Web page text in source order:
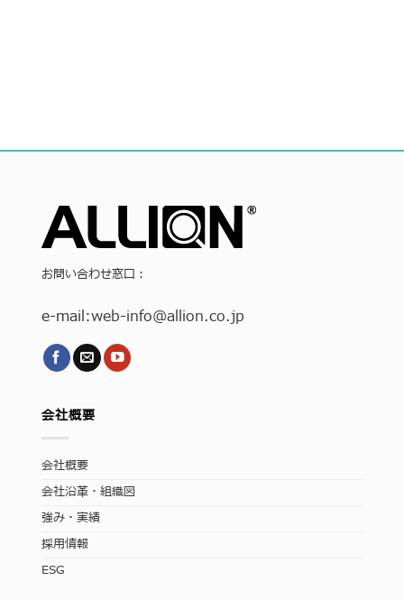
お問い合わせ窓口：
e-mail:web-info@allion.co.jp
会社概要
会社概要
会社沿革・組織図
強み・実績
採用情報
ESG